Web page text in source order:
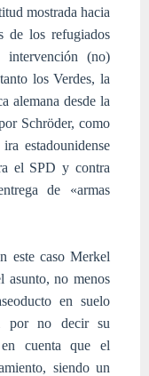
mostrada hacia
de los refugiados
intervención (no)
los Verdes, la
alemana desde la
Schröder, como
estadounidense
el SPD y contra
de «armas
este caso Merkel
asunto, no menos
en suelo
por no decir su
en cuenta que el
siendo un